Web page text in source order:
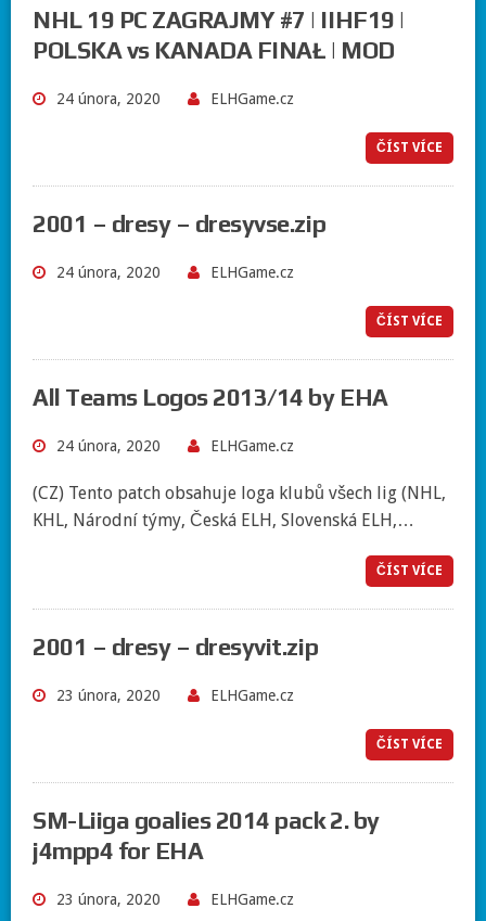
NHL 19 PC ZAGRAJMY #7 | IIHF19 |
POLSKA vs KANADA FINAŁ | MOD
24 února, 2020 ELHGame.cz
ČÍST VÍCE
2001 – dresy – dresyvse.zip
24 února, 2020 ELHGame.cz
ČÍST VÍCE
All Teams Logos 2013/14 by EHA
24 února, 2020 ELHGame.cz
(CZ) Tento patch obsahuje loga klubů všech lig (NHL,
KHL, Národní týmy, Česká ELH, Slovenská ELH,…
ČÍST VÍCE
2001 – dresy – dresyvit.zip
23 února, 2020 ELHGame.cz
ČÍST VÍCE
SM-Liiga goalies 2014 pack 2. by
j4mpp4 for EHA
23 února, 2020 ELHGame.cz